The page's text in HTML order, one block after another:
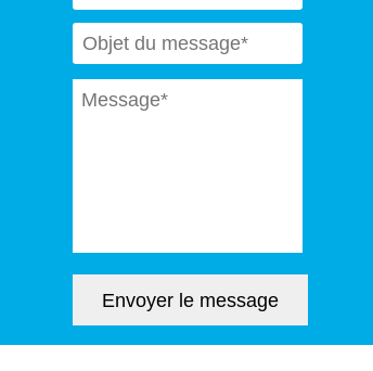
Subject *
Message *
Envoyer le message